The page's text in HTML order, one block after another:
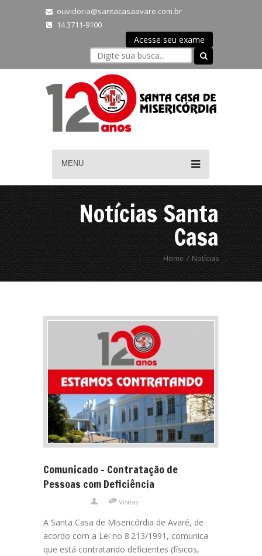
ouvidoria@santacasaavare.com.br
14 3711-9100
Acesse seu exame
MENU
Notícias Santa
Casa
Home / Notícias
Comunicado – Contratação de
Pessoas com Deficiência
Visitas
A Santa Casa de Misericórdia de Avaré, de
acordo com a Lei no 8.213/1991, comunica
que está contratando deficientes (físicos,